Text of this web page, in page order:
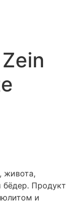
живота,
бёдер. Продукт
и